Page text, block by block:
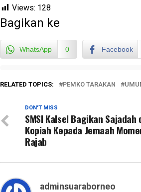
Views: 128
Bagikan ke
WhatsApp 0 Facebook
RELATED TOPICS: PEMKO TARAKAN
DON'T MISS
SMSI Kalsel Bagikan Sajadah
Kopiah Kepada Jemaah
Rajab
adminsuaraborneo